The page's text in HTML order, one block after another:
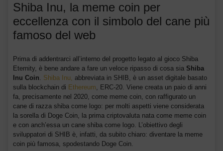
Shiba Inu, la meme coin per
eccellenza con il simbolo del cane più
famoso del web
Prima di addentrarci all’interno del progetto legato al gioco Shiba
Eternity, è bene andare a fare un veloce ripasso di cosa sia Shiba
Inu Coin. Shiba Inu, abbreviata in SHIB, è un asset digitale basato
sulla blockchain di Ethereum, ERC-20. Viene creata un paio di anni
fa, precisamente nel 2020, come meme coin, con raffigurato un
cane di razza shiba come logo: per molti aspetti viene considerata
la sorella di Doge Coin, la prima criptovaluta nata come meme coin
e con anch’essa un cane shiba come logo. L’obiettivo degli
sviluppatori di SHIB è, infatti, da subito chiaro: diventare la meme
coin più famosa, spodestando Doge Coin.